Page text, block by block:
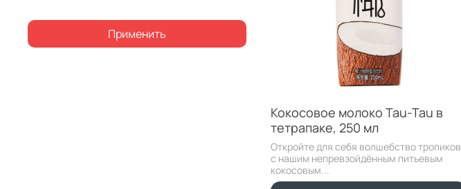
Кокосовое молоко Tau-Tau в
тетрапаке, 250 мл
Откройте для себя волшебство тропиков
с нашим непревзойдённым питьевым
кокосовым...
Применить